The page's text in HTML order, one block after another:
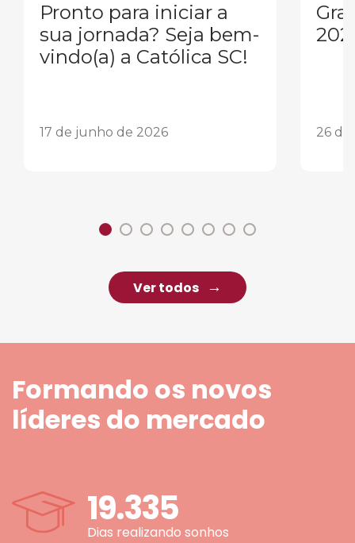
Pronto para iniciar a
sua jornada? Seja bem-
vindo(a) a Católica SC!
17 de junho de 2026 26 de
Ver todos
Formando os novos
líderes do mercado
19.335
Dias realizando sonhos